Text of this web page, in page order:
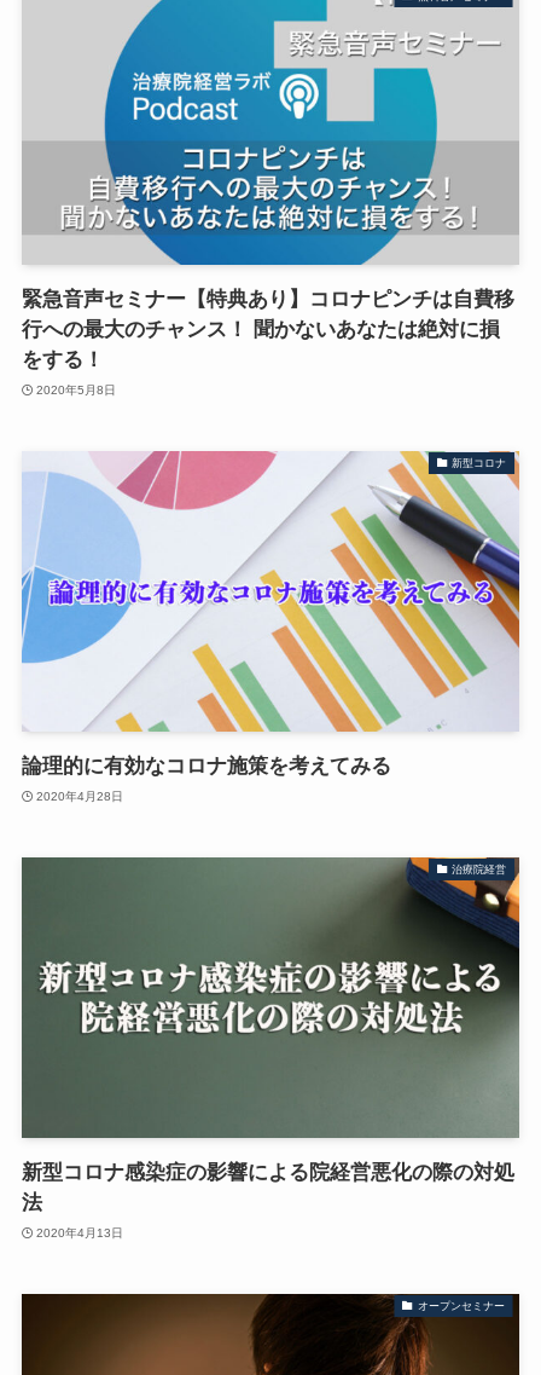
緊急音声セミナー【特典あり】コロナピンチは自費移
行への最大のチャンス！ 聞かないあなたは絶対に損
をする！
2020年5月8日
新型コロナ
論理的に有効なコロナ施策を考えてみる
2020年4月28日
治療院経営
新型コロナ感染症の影響による院経営悪化の際の対処
法
2020年4月13日
オープンセミナー